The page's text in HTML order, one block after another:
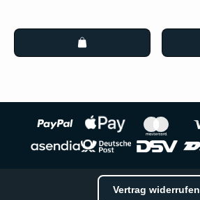
Vertrag widerrufen